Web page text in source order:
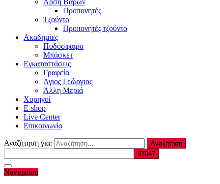
Άρση Βαρών
Προπονητές
Τζούντο
Προπονητές τζούντο
Ακαδημίες
Ποδόσφαιρο
Μπάσκετ
Εγκαταστάσεις
Γραφεία
Άγιος Γεώργιος
Άλλη Μεριά
Χορηγοί
E-shop
Live Center
Επικοινωνία
Αναζήτηση για:
Navigation